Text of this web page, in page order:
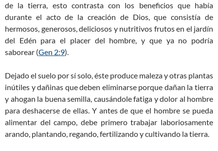
de la tierra, esto contrasta con los beneficios que había
durante el acto de la creación de Dios, que consistía de
hermosos, generosos, deliciosos y nutritivos frutos en el jardín
del Edén para el placer del hombre, y que ya no podría
saborear (Gen 2:9).
Dejado el suelo por sí solo, éste produce maleza y otras plantas
inútiles y dañinas que deben eliminarse porque dañan la tierra
y ahogan la buena semilla, causándole fatiga y dolor al hombre
para deshacerse de ellas. Y antes de que el hombre se pueda
alimentar del campo, debe primero trabajar laboriosamente
arando, plantando, regando, fertilizando y cultivando la tierra.